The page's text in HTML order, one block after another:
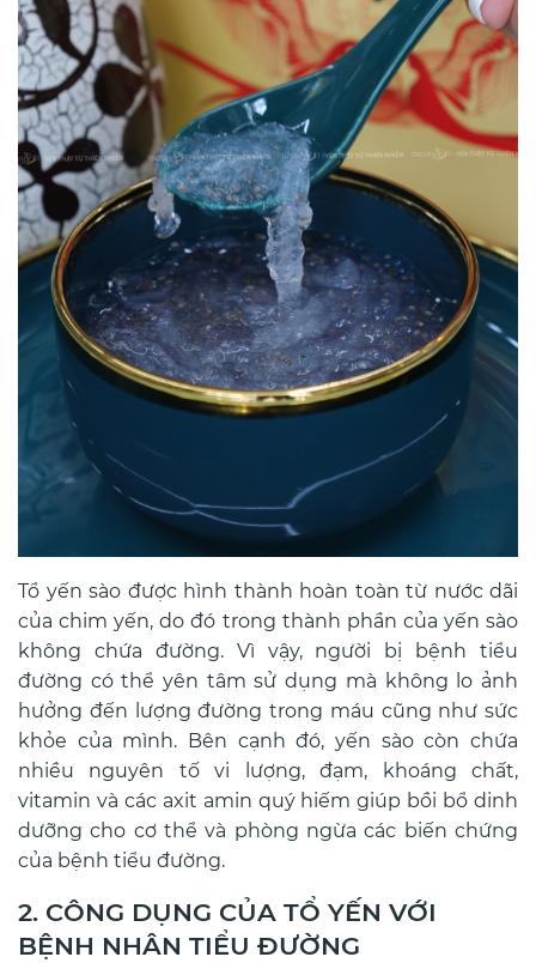
Tổ yến sào được hình thành hoàn toàn từ nước dãi
của chim yến, do đó trong thành phần của yến sào
không chứa đường. Vì vậy, người bị bệnh tiểu
đường có thể yên tâm sử dụng mà không lo ảnh
hưởng đến lượng đường trong máu cũng như sức
khỏe của mình. Bên cạnh đó, yến sào còn chứa
nhiều nguyên tố vi lượng, đạm, khoáng chất,
vitamin và các axit amin quý hiếm giúp bồi bổ dinh
dưỡng cho cơ thể và phòng ngừa các biến chứng
của bệnh tiểu đường.
2. CÔNG DỤNG CỦA TỔ YẾN VỚI
BỆNH NHÂN TIỂU ĐƯỜNG